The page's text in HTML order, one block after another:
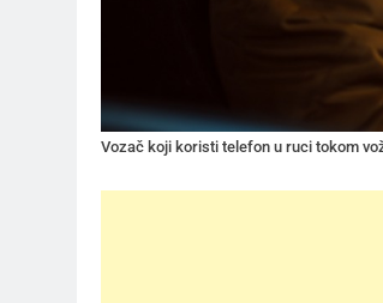
Vozač koji koristi telefon u ruci tokom